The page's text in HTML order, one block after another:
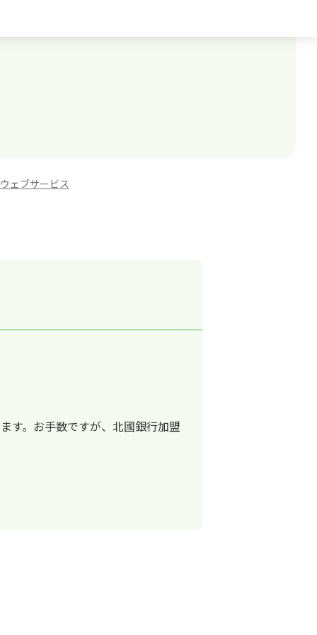
ェブサービス
す。お手数ですが、北國銀行加盟